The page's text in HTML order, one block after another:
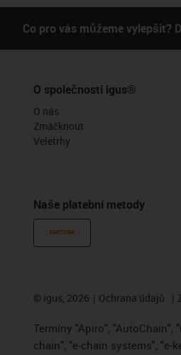
Co pro vás můžeme vylepšit?
O společnosti igus®
O nás
Zmáčknout
Veletrhy
Naše platební metody
FAKTURA
© igus, 2026 Ochrana údajů
Termíny "Apiro", "AutoChain",
chain", "e-chain systems", "e-